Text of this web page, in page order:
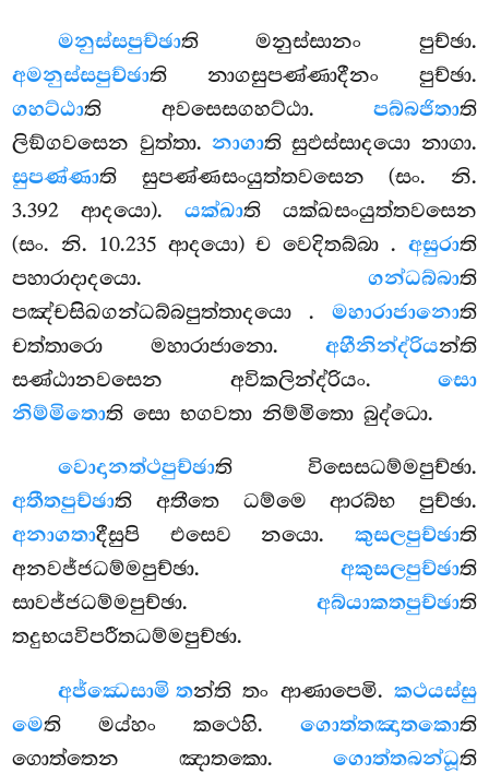
මනුස්සපුච්ඡාති මනුස්සානං පුච්ඡා.
අමනුස්සපුච්ඡාති නාගසුපණ්ණාදීනං පුච්ඡා.
ගහට්ඨාති අවසෙසගහට්ඨා. පබ්බජිතාති
ලිඞ්ගවසෙන වුත්තා. නාගාති සුඵස්සාදයො නාගා.
සුපණ්ණාති සුපණ්ණසංයුත්තවසෙන (සං. නි.
3.392 ආදයො). යක්ඛාති යක්ඛසංයුත්තවසෙන
(සං. නි. 10.235 ආදයො) ච වෙදිතබ්බා . අසුරාති
පහාරාදාදයො. ගන්ධබ්බාති
පඤ්චසිඛගන්ධබ්බපුත්තාදයො . මහාරාජානොති
චත්තාරො මහාරාජානො. අහීනින්ද්රියන්ති
සණ්ඨානවසෙන අවිකලින්ද්රියං. සො
නිම්මිතොති සො භගවතා නිම්මිතො බුද්ධො.
වොදානත්ථපුච්ඡාති විසෙසධම්මපුච්ඡා.
අතීතපුච්ඡාති අතීතෙ ධම්මෙ ආරබ්භ පුච්ඡා.
අනාගතාදීසුපි එසෙව නයො. කුසලපුච්ඡාති
අනවජ්ජධම්මපුච්ඡා. අකුසලපුච්ඡාති
සාවජ්ජධම්මපුච්ඡා. අබ්යාකතපුච්ඡාති
තදුභයවිපරීතධම්මපුච්ඡා.
අජ්ඣෙසාමි තන්ති තං ආණාපෙමි. කථයස්සු
මෙති මය්හං කථෙහි. ගොත්තඤාතකොති
ගොත්තෙන ඤාතකො. ගොත්තබන්ධූති